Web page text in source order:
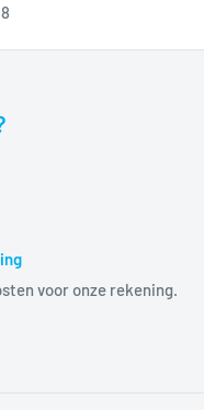
voor onze rekening.